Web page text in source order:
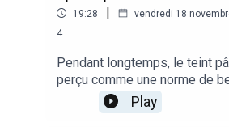
19:28 | vendredi 18
4
Pendant longtemps, le teint
perçu comme une norme de
réussite, de noblesse, de
certaines catégories
Play